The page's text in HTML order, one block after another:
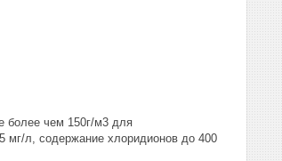
более чем 150г/м3 для
мг/л, содержание хлоридионов до 400